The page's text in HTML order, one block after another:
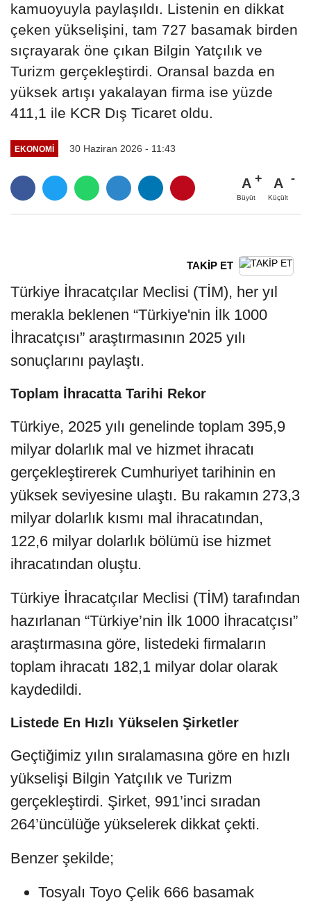
kamuoyuyla paylaşıldı. Listenin en dikkat
çeken yükselişini, tam 727 basamak birden
sıçrayarak öne çıkan Bilgin Yatçılık ve
Turizm gerçekleştirdi. Oransal bazda en
yüksek artışı yakalayan firma ise yüzde
411,1 ile KCR Dış Ticaret oldu.
EKONOMİ 30 Haziran 2026 - 11:43
A
Büyüt
A
Küçült
TAKİP ET
Türkiye İhracatçılar Meclisi (TİM), her yıl
merakla beklenen “Türkiye'nin İlk 1000
İhracatçısı” araştırmasının 2025 yılı
sonuçlarını paylaştı.
Toplam İhracatta Tarihi Rekor
Türkiye, 2025 yılı genelinde toplam 395,9
milyar dolarlık mal ve hizmet ihracatı
gerçekleştirerek Cumhuriyet tarihinin en
yüksek seviyesine ulaştı. Bu rakamın 273,3
milyar dolarlık kısmı mal ihracatından,
122,6 milyar dolarlık bölümü ise hizmet
ihracatından oluştu.
Türkiye İhracatçılar Meclisi (TİM) tarafından
hazırlanan “Türkiye’nin İlk 1000 İhracatçısı”
araştırmasına göre, listedeki firmaların
toplam ihracatı 182,1 milyar dolar olarak
kaydedildi.
Listede En Hızlı Yükselen Şirketler
Geçtiğimiz yılın sıralamasına göre en hızlı
yükselişi Bilgin Yatçılık ve Turizm
gerçekleştirdi. Şirket, 991’inci sıradan
264’üncülüğe yükselerek dikkat çekti.
Benzer şekilde;
Tosyalı Toyo Çelik 666 basamak